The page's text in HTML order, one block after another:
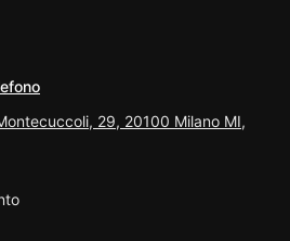
29, 20100 Milano MI,